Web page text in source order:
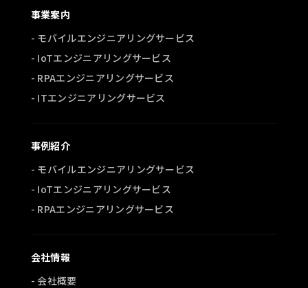
事業案内
- モバイルエンジニアリングサービス
- IoTエンジニアリングサービス
- RPAエンジニアリングサービス
- ITエンジニアリングサービス
事例紹介
- モバイルエンジニアリングサービス
- IoTエンジニアリングサービス
- RPAエンジニアリングサービス
会社情報
- 会社概要